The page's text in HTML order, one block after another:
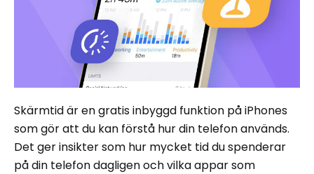
Skärmtid är en gratis inbyggd funktion på iPhones
som gör att du kan förstå hur din telefon används.
Det ger insikter som hur mycket tid du spenderar
på din telefon dagligen och vilka appar som